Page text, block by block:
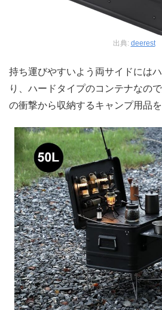
出典: deerest
持ち運びやすいよう両サイドには
り、ハードタイプのコンテナなの
の衝撃から収納するキャンプ用品